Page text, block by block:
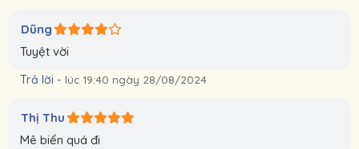
Dũng
Tuyệt vời
Trả lời - lúc 19:40 ngày 28/08/2024
Thị Thu
Mê biển quá đi